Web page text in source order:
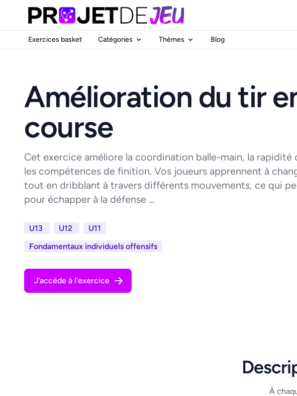
Exercices basket Catégories Thèmes Blog
Amélioration du tir
course
Cet exercice améliore la coordination balle-main, la rapidité
les compétences de finition. Vos joueurs apprennent à
tout en dribblant à travers différents mouvements, ce qui
pour échapper à la défense ...
U13 U12
U11
Fondamentaux individuels offensifs
J'accède à l'exercice
À